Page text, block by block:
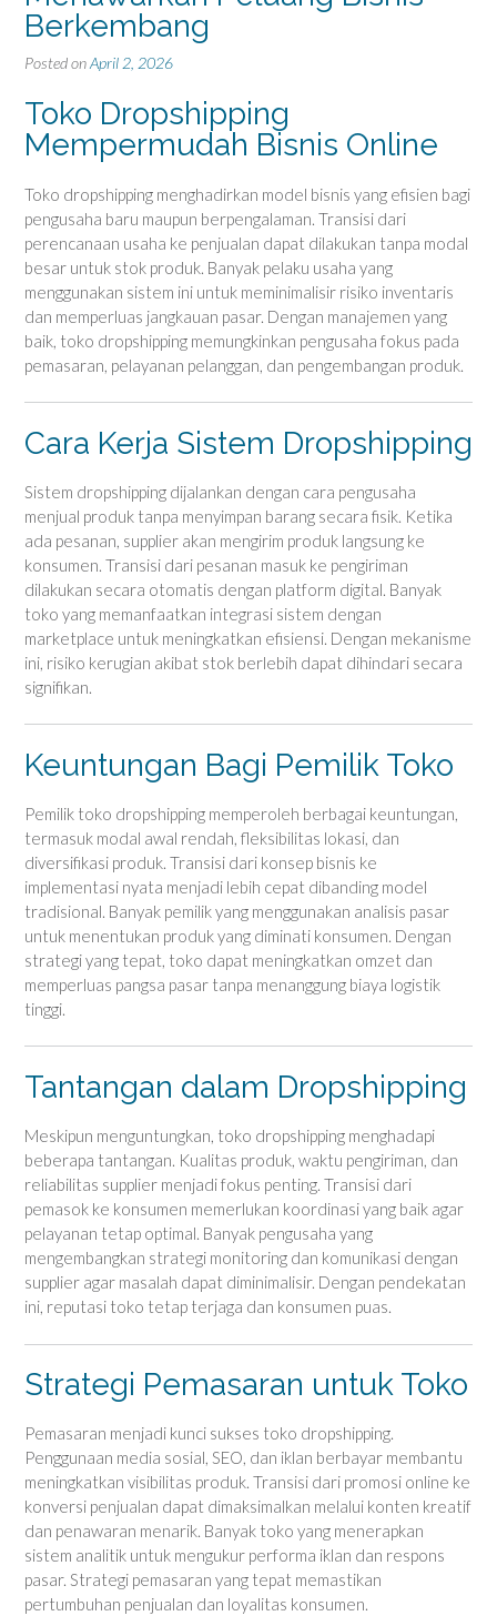
Berkembang
Posted onApril 2, 2026
Toko Dropshipping
Mempermudah Bisnis Online
Toko dropshipping menghadirkan model bisnis yang efisien bagi
pengusaha baru maupun berpengalaman. Transisi dari
perencanaan usaha ke penjualan dapat dilakukan tanpa modal
besar untuk stok produk. Banyak pelaku usaha yang
menggunakan sistem ini untuk meminimalisir risiko inventaris
dan memperluas jangkauan pasar. Dengan manajemen yang
baik, toko dropshipping memungkinkan pengusaha fokus pada
pemasaran, pelayanan pelanggan, dan pengembangan produk.
Cara Kerja Sistem Dropshipping
Sistem dropshipping dijalankan dengan cara pengusaha
menjual produk tanpa menyimpan barang secara fisik. Ketika
ada pesanan, supplier akan mengirim produk langsung ke
konsumen. Transisi dari pesanan masuk ke pengiriman
dilakukan secara otomatis dengan platform digital. Banyak
toko yang memanfaatkan integrasi sistem dengan
marketplace untuk meningkatkan efisiensi. Dengan mekanisme
ini, risiko kerugian akibat stok berlebih dapat dihindari secara
signifikan.
Keuntungan Bagi Pemilik Toko
Pemilik toko dropshipping memperoleh berbagai keuntungan,
termasuk modal awal rendah, fleksibilitas lokasi, dan
diversifikasi produk. Transisi dari konsep bisnis ke
implementasi nyata menjadi lebih cepat dibanding model
tradisional. Banyak pemilik yang menggunakan analisis pasar
untuk menentukan produk yang diminati konsumen. Dengan
strategi yang tepat, toko dapat meningkatkan omzet dan
memperluas pangsa pasar tanpa menanggung biaya logistik
tinggi.
Tantangan dalam Dropshipping
Meskipun menguntungkan, toko dropshipping menghadapi
beberapa tantangan. Kualitas produk, waktu pengiriman, dan
reliabilitas supplier menjadi fokus penting. Transisi dari
pemasok ke konsumen memerlukan koordinasi yang baik agar
pelayanan tetap optimal. Banyak pengusaha yang
mengembangkan strategi monitoring dan komunikasi dengan
supplier agar masalah dapat diminimalisir. Dengan pendekatan
ini, reputasi toko tetap terjaga dan konsumen puas.
Strategi Pemasaran untuk Toko
Pemasaran menjadi kunci sukses toko dropshipping.
Penggunaan media sosial, SEO, dan iklan berbayar membantu
meningkatkan visibilitas produk. Transisi dari promosi online ke
konversi penjualan dapat dimaksimalkan melalui konten kreatif
dan penawaran menarik. Banyak toko yang menerapkan
sistem analitik untuk mengukur performa iklan dan respons
pasar. Strategi pemasaran yang tepat memastikan
pertumbuhan penjualan dan loyalitas konsumen.